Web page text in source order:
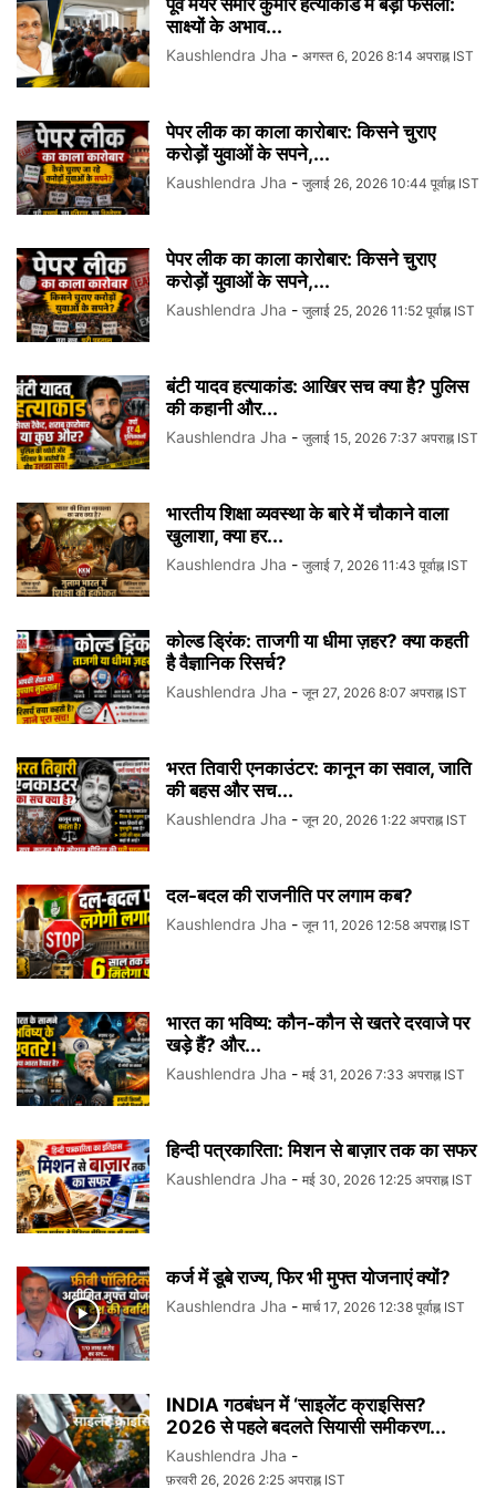
पूर्व मेयर समीर कुमार हत्याकांड में बड़ा फैसला:
साक्ष्यों के अभाव...
Kaushlendra Jha - अगस्त 6, 2026 8:14 अपराह्न IST
पेपर लीक का काला कारोबार: किसने चुराए
करोड़ों युवाओं के सपने,...
Kaushlendra Jha - जुलाई 26, 2026 10:44 पूर्वाह्न IST
पेपर लीक का काला कारोबार: किसने चुराए
करोड़ों युवाओं के सपने,...
Kaushlendra Jha - जुलाई 25, 2026 11:52 पूर्वाह्न IST
बंटी यादव हत्याकांड: आखिर सच क्या है? पुलिस
की कहानी और...
Kaushlendra Jha - जुलाई 15, 2026 7:37 अपराह्न IST
भारतीय शिक्षा व्यवस्था के बारे में चौकाने वाला
खुलाशा, क्या हर...
Kaushlendra Jha - जुलाई 7, 2026 11:43 पूर्वाह्न IST
कोल्ड ड्रिंक: ताजगी या धीमा ज़हर? क्या कहती
है वैज्ञानिक रिसर्च?
Kaushlendra Jha - जून 27, 2026 8:07 अपराह्न IST
भरत तिवारी एनकाउंटर: कानून का सवाल, जाति
की बहस और सच...
Kaushlendra Jha - जून 20, 2026 1:22 अपराह्न IST
दल-बदल की राजनीति पर लगाम कब?
Kaushlendra Jha - जून 11, 2026 12:58 अपराह्न IST
भारत का भविष्य: कौन-कौन से खतरे दरवाजे पर
खड़े हैं? और...
Kaushlendra Jha - मई 31, 2026 7:33 अपराह्न IST
हिन्दी पत्रकारिता: मिशन से बाज़ार तक का सफर
Kaushlendra Jha - मई 30, 2026 12:25 अपराह्न IST
कर्ज में डूबे राज्य, फिर भी मुफ्त योजनाएं क्यों?
Kaushlendra Jha - मार्च 17, 2026 12:38 पूर्वाह्न IST
INDIA गठबंधन में ‘साइलेंट क्राइसिस?
2026 से पहले बदलते सियासी समीकरण...
Kaushlendra Jha -
फ़रवरी 26, 2026 2:25 अपराह्न IST